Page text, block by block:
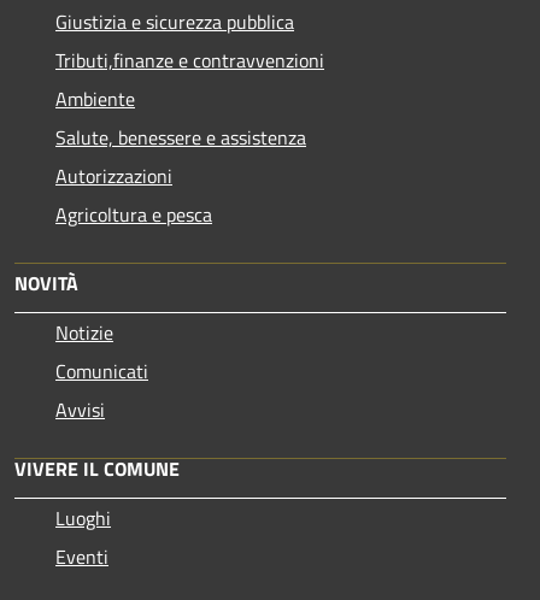
Giustizia e sicurezza pubblica
Tributi,finanze e contravvenzioni
Ambiente
Salute, benessere e assistenza
Autorizzazioni
Agricoltura e pesca
NOVITÀ
Notizie
Comunicati
Avvisi
VIVERE IL COMUNE
Luoghi
Eventi